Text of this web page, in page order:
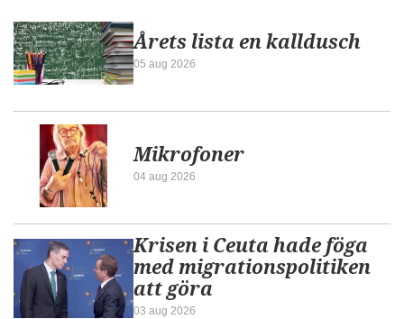
Årets lista en kalldusch
05 aug 2026
Mikrofoner
04 aug 2026
Krisen i Ceuta hade föga
med migrationspolitiken
att göra
03 aug 2026